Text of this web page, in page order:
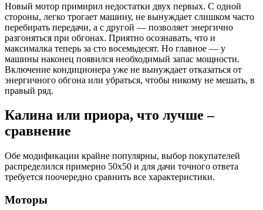
Новый мотор примирил недостатки двух первых. С одной
стороны, легко трогает машину, не вынуждает слишком часто
перебирать передачи, а с другой — позволяет энергично
разгоняться при обгонах. Приятно осознавать, что и
максималка теперь за сто восемьдесят. Но главное — у
машины наконец появился необходимый запас мощности.
Включение кондиционера уже не вынуждает отказаться от
энергичного обгона или убраться, чтобы никому не мешать, в
правый ряд.
Калина или приора, что лучше –
сравнение
Обе модификации крайне популярны, выбор покупателей
распределился примерно 50х50 и для дачи точного ответа
требуется поочередно сравнить все характеристики.
Моторы